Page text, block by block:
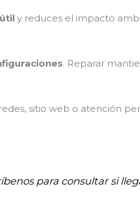
y reduces el impacto
. Reparar
sitio web o atención
para consultar si